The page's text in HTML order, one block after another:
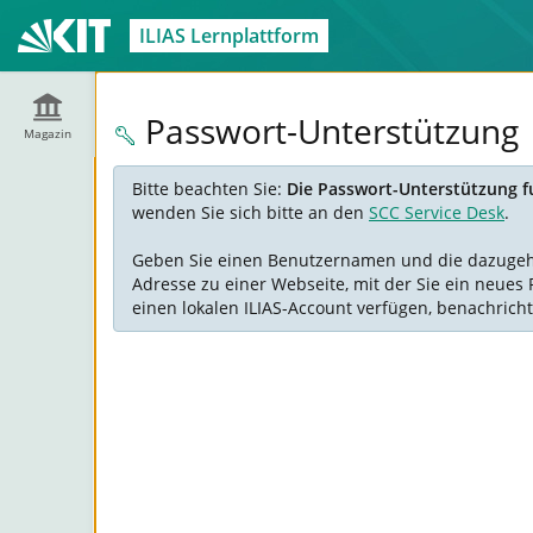
ILIAS Lernplattform
Magazin Passwort-Unterstützung
Bitte beachten Sie: Die Passwort-Unterstützung
wenden Sie sich bitte an den SCC Service Desk.
Geben Sie einen Benutzernamen und die
Adresse zu einer Webseite, mit der Sie ein
einen lokalen ILIAS-Account verfügen,